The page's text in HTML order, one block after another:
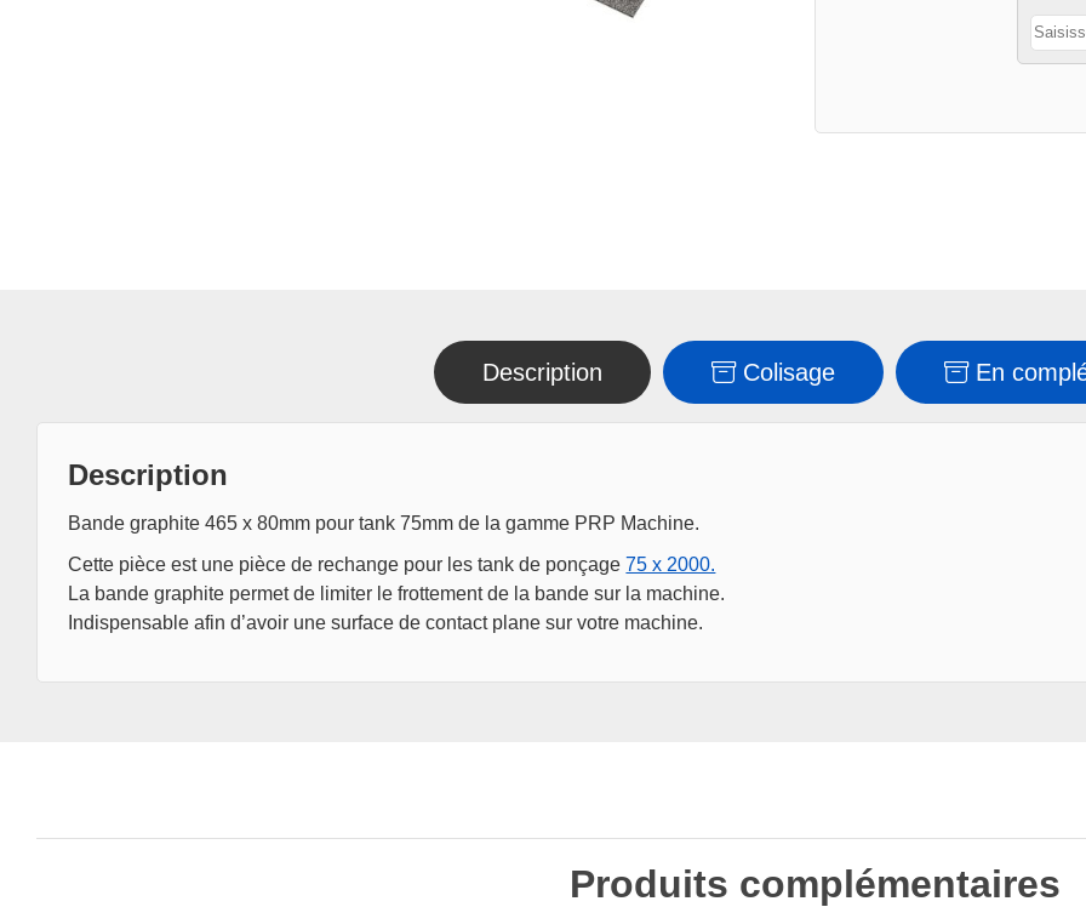
Description Colisage En
Description
Bande graphite 465 x 80mm pour tank 75mm de la gamme PRP Machine.
Cette pièce est une pièce de rechange pour les tank de ponçage75 x 2000.
La bande graphite permet de limiter le frottement de la bande sur la machine.
Indispensable afin d’avoir une surface de contact plane sur votre machine.
Produits complémentaires